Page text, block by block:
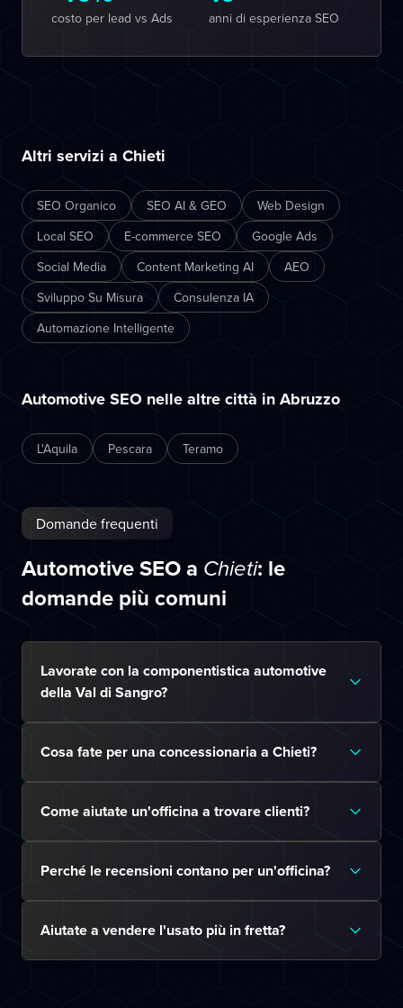
costo per lead vs Ads anni di esperienza SEO
Altri servizi a Chieti
SEO Organico SEO AI & GEO
Web Design
Local SEO
E-commerce SEO
Google Ads
Social Media
Content Marketing AI
AEO
Sviluppo Su Misura
Consulenza IA
Automazione Intelligente
Automotive SEO nelle altre città in Abruzzo
L'Aquila Pescara Teramo
Domande frequenti
Automotive SEO a Chieti: le
domande più comuni
Lavorate con la componentistica automotive
della Val di Sangro?
Cosa fate per una concessionaria a Chieti?
Come aiutate un'officina a trovare clienti?
Perché le recensioni contano per un'officina?
Aiutate a vendere l'usato più in fretta?